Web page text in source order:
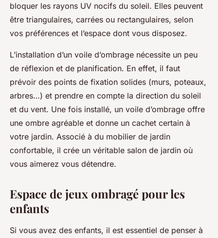
bloquer les rayons UV nocifs du soleil. Elles peuvent
être triangulaires, carrées ou rectangulaires, selon
vos préférences et l’espace dont vous disposez.
L’installation d’un voile d’ombrage nécessite un peu
de réflexion et de planification. En effet, il faut
prévoir des points de fixation solides (murs, poteaux,
arbres…) et prendre en compte la direction du soleil
et du vent. Une fois installé, un voile d’ombrage offre
une ombre agréable et donne un cachet certain à
votre jardin. Associé à du mobilier de jardin
confortable, il crée un véritable salon de jardin où
vous aimerez vous détendre.
Espace de jeux ombragé pour les
enfants
Si vous avez des enfants, il est essentiel de penser à